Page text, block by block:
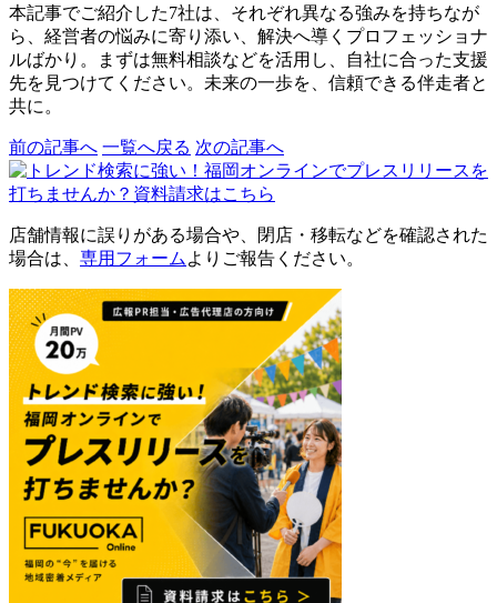
本記事でご紹介した7社は、それぞれ異なる強みを持ちなが
ら、経営者の悩みに寄り添い、解決へ導くプロフェッショナ
ルばかり。まずは無料相談などを活用し、自社に合った支援
先を見つけてください。未来の一歩を、信頼できる伴走者と
共に。
前の記事へ 一覧へ戻る 次の記事へ
店舗情報に誤りがある場合や、閉店・移転などを確認された
場合は、 専用フォーム よりご報告ください。